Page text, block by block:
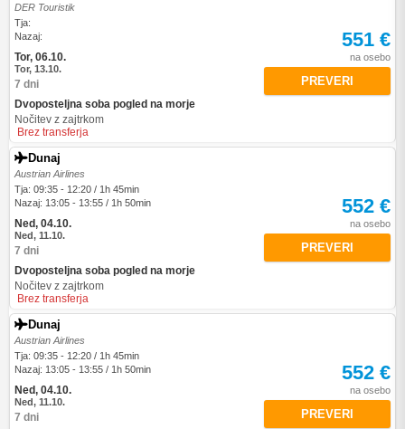
DER Touristik
Tja:
Nazaj:
Tor, 06.10.
Tor, 13.10.
7 dni
Dvoposteljna soba pogled na morje
Nočitev z zajtrkom
Brez transferja
551 €
na osebo
PREVERI
Dunaj
Austrian Airlines
Tja: 09:35 - 12:20 / 1h 45min
Nazaj: 13:05 - 13:55 / 1h 50min
Ned, 04.10.
Ned, 11.10.
7 dni
Dvoposteljna soba pogled na morje
Nočitev z zajtrkom
Brez transferja
552 €
na osebo
PREVERI
Dunaj
Austrian Airlines
Tja: 09:35 - 12:20 / 1h 45min
Nazaj: 13:05 - 13:55 / 1h 50min
Ned, 04.10.
Ned, 11.10.
7 dni
552 €
na osebo
PREVERI